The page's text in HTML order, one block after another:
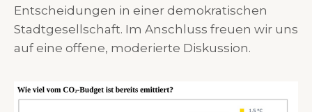
Entscheidungen in einer demokratischen
Stadtgesellschaft. Im Anschluss freuen wir uns
auf eine offene, moderierte Diskussion.